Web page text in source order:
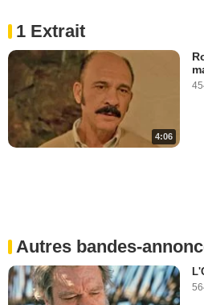
1 Extrait
4:06
Autres bandes-